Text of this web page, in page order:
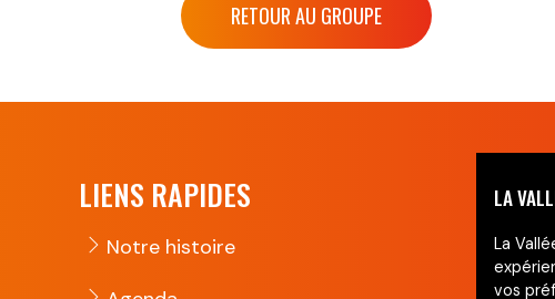
RETOUR AU GROUPE
LIENS RAPIDES
Notre histoire
LA
La
vos